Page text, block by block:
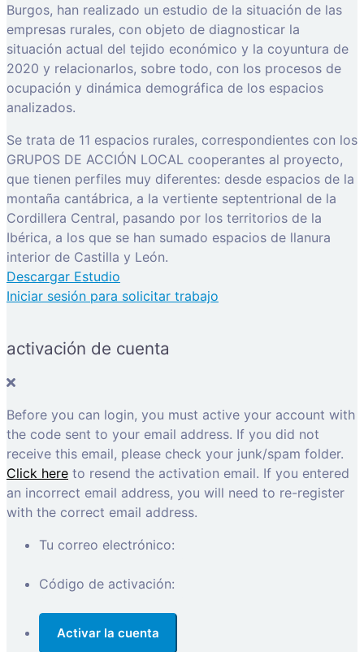
Burgos, han realizado un estudio de la situación de las
empresas rurales, con objeto de diagnosticar la
situación actual del tejido económico y la coyuntura de
2020 y relacionarlos, sobre todo, con los procesos de
ocupación y dinámica demográfica de los espacios
analizados.
Se trata de 11 espacios rurales, correspondientes con los
GRUPOS DE ACCIÓN LOCAL cooperantes al proyecto,
que tienen perfiles muy diferentes: desde espacios de la
montaña cantábrica, a la vertiente septentrional de la
Cordillera Central, pasando por los territorios de la
Ibérica, a los que se han sumado espacios de llanura
interior de Castilla y León.
Descargar Estudio
Iniciar sesión para solicitar trabajo
activación de cuenta
Before you can login, you must active your account with
the code sent to your email address. If you did not
receive this email, please check your junk/spam folder.
Click here to resend the activation email. If you entered
an incorrect email address, you will need to re-register
with the correct email address.
Tu correo electrónico:
Código de activación: